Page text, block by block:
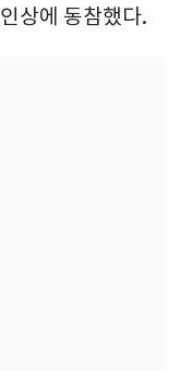
상에 동참했다.